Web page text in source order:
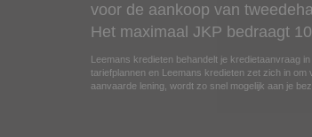
voor de aankoop van
Het maximaal JKP bedraagt
Leemans kredieten behandelt je kredietaanvraag
tariefplannen en Leemans kredieten zet zich in
aanvaarde lening, wordt zo snel mogelijk aan je